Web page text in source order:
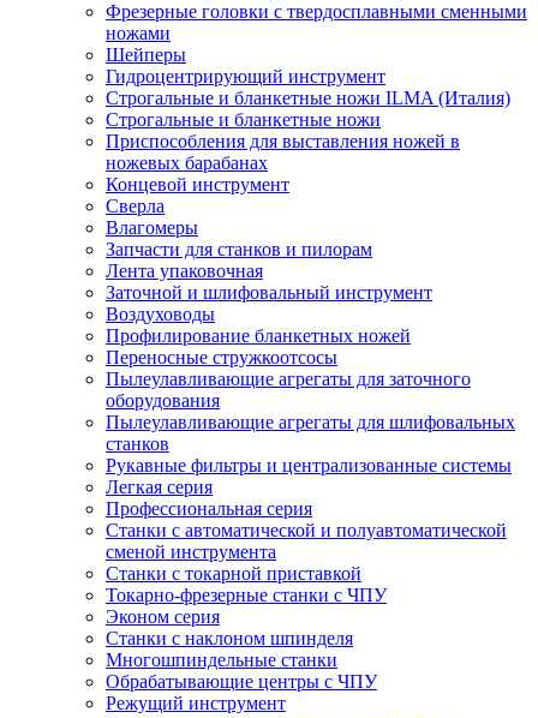
Фрезерные головки с твердосплавными сменными
ножами
Шейперы
Гидроцентрирующий инструмент
Строгальные и бланкетные ножи ILMA (Италия)
Cтрогальные и бланкетные ножи
Приспособления для выставления ножей в
ножевых барабанах
Концевой инструмент
Сверла
Влагомеры
Запчасти для станков и пилорам
Лента упаковочная
Заточной и шлифовальный инструмент
Воздуховоды
Профилирование бланкетных ножей
Переносные стружкоотсосы
Пылеулавливающие агрегаты для заточного
оборудования
Пылеулавливающие агрегаты для шлифовальных
станков
Рукавные фильтры и централизованные системы
Легкая серия
Профессиональная серия
Станки с автоматической и полуавтоматической
сменой инструмента
Станки с токарной приставкой
Токарно-фрезерные станки с ЧПУ
Эконом серия
Станки с наклоном шпинделя
Многошпиндельные станки
Обрабатывающие центры с ЧПУ
Режущий инструмент